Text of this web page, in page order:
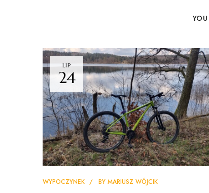
LIP
24
WYPOCZYNEK BY MARIUSZ WÓJCIK